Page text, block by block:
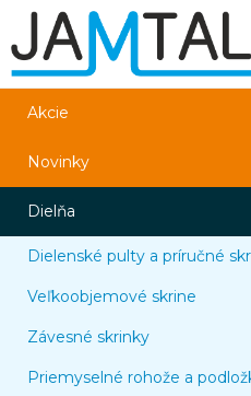
Akcie
Novinky
Dielňa
Dielenské pulty a príručné
Veľkoobjemové skrine
Závesné skrinky
Priemyselné rohože a